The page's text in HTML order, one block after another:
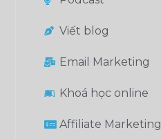
Viết blog
Email Marketing
Khoá học online
Affiliate Marketing